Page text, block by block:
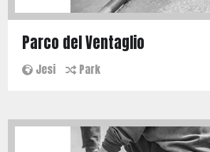
Parco del Ventaglio
Jesi Park